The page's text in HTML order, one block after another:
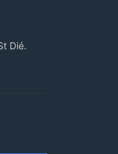
Dié.